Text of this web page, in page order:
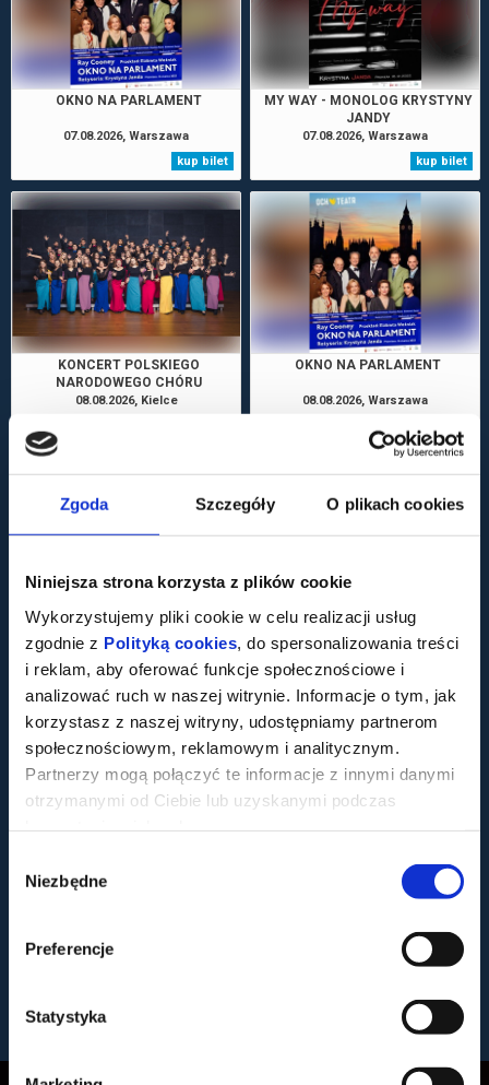
Zgoda Szczegóły O plikach cookies
Niniejsza strona korzysta z plików cookie
Wykorzystujemy pliki cookie w celu realizacji usług
zgodnie z Polityką cookies , do spersonalizowania treści
i reklam, aby oferować funkcje społecznościowe i
analizować ruch w naszej witrynie. Informacje o tym, jak
korzystasz z naszej witryny, udostępniamy partnerom
społecznościowym, reklamowym i analitycznym.
Partnerzy mogą połączyć te informacje z innymi danymi
otrzymanymi od Ciebie lub uzyskanymi podczas
zgody
Niezbędne
Preferencje
Statystyka
OKNO NA PARLAMENT
07.08.2026, Warszawa
kup bilet
MY WAY - MONOLOG KRYSTYNY
JANDY
07.08.2026, Warszawa
kup bilet
KONCERT POLSKIEGO
NARODOWEGO CHÓRU
MŁODZIEŻOWEGO PT. PIEŚNI O
08.08.2026, Kielce
OKNO NA PARLAMENT
08.08.2026, Warszawa
CABARET BERLIN NA
PODSTAWIE THE SERPENT'S EGG
(JAJO WĘŻA) INGMARA
BERGMANA - PREMIERA!
09.08.2026, Zakopane
kup bilet
69. MFMO W OLIWIE - JOHANNES
SKUDLIK
11.08.2026, Gdańsk
kup bilet
CHOPIN AVENUE - STRING
SŁONECZNI CHŁOPCY
12.08.2026, Warszawa
kup bilet